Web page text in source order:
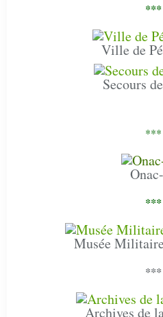
***
Ville de
Secours
***
***
Musée
***
Archives de